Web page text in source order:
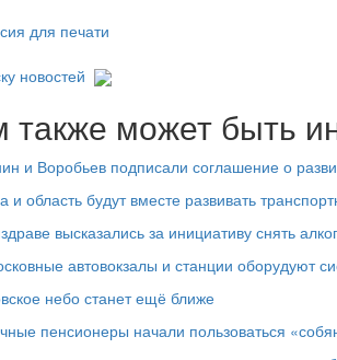
для печати
новостей
также может быть
и Воробьев подписали соглашение о
и область будут вместе развивать
высказались за инициативу снять
автовокзалы и станции оборудуют
небо станет ещё ближе
пенсионеры начали пользоваться